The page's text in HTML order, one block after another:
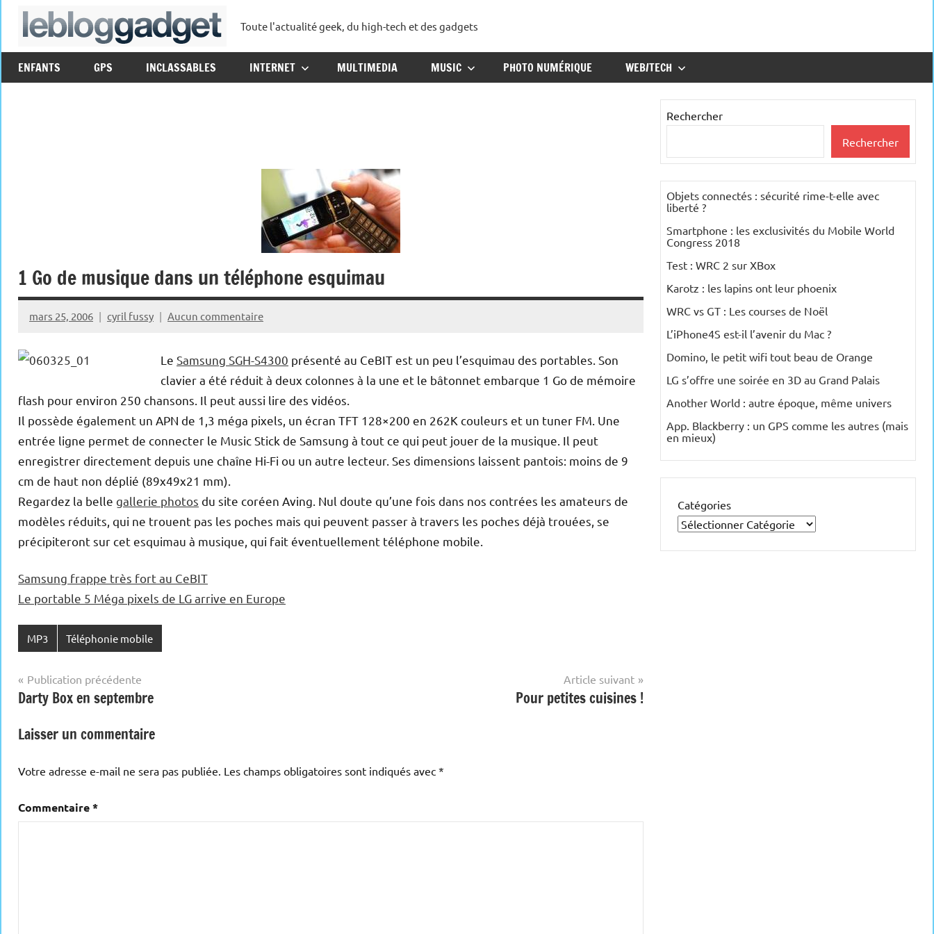
Aller
lebloggadget
Toute l'actualité geek, du high-tech et des gadgets
ENFANTS GPS INCLASSABLES INTERNET MULTIMEDIA MUSIC PHOTO NUMÉRIQUE WEB/TECH
1 Go de musique dans un téléphone esquimau
mars 25, 2006 cyril fussy Aucun commentaire
Le Samsung SGH-S4300 présenté au CeBIT est un peu l’esquimau des portables. Son
clavier a été réduit à deux colonnes à la une et le bâtonnet embarque 1 Go de mémoire
flash pour environ 250 chansons. Il peut aussi lire des vidéos.
Il possède également un APN de 1,3 méga pixels, un écran TFT 128×200 en 262K couleurs et un tuner FM. Une
entrée ligne permet de connecter le Music Stick de Samsung à tout ce qui peut jouer de la musique. Il peut
enregistrer directement depuis une chaîne Hi-Fi ou un autre lecteur. Ses dimensions laissent pantois: moins de 9
cm de haut non déplié (89x49x21 mm).
Regardez la belle gallerie photos du site coréen Aving. Nul doute qu’une fois dans nos contrées les amateurs de
modèles réduits, qui ne trouent pas les poches mais qui peuvent passer à travers les poches déjà trouées, se
précipiteront sur cet esquimau à musique, qui fait éventuellement téléphone mobile.
Samsung frappe très fort au CeBIT
Le portable 5 Méga pixels de LG arrive en Europe
MP3 Téléphonie mobile
Navigation
de
l’article
Publication précédente
Darty Box en septembre
Article suivant
Pour petites cuisines !
Laisser un commentaire
Votre adresse e-mail ne sera pas publiée. Les champs obligatoires sont indiqués avec *
Commentaire*
Rechercher
Rechercher
Objets connectés : sécurité rime-t-elle avec
liberté ?
Smartphone : les exclusivités du Mobile World
Congress 2018
Test : WRC 2 sur XBox
Karotz : les lapins ont leur phoenix
WRC vs GT : Les courses de Noël
L’iPhone4S est-il l’avenir du Mac ?
Domino, le petit wifi tout beau de Orange
LG s’offre une soirée en 3D au Grand Palais
Another World : autre époque, même univers
App. Blackberry : un GPS comme les autres (mais
en mieux)
Catégories